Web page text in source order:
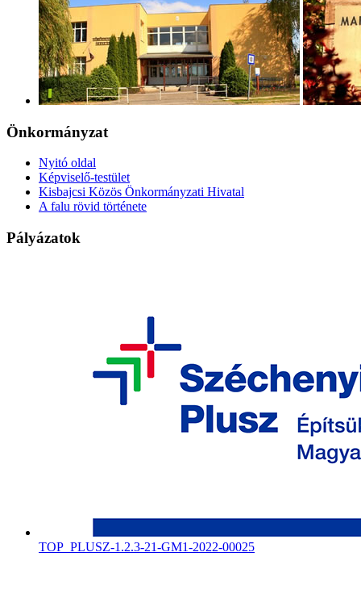
Önkormányzat
Nyitó oldal
Képviselő-testület
Kisbajcsi Közös Önkormányzati Hivatal
A falu rövid története
Pályázatok
TOP_PLUSZ-1.2.3-21-GM1-2022-00025